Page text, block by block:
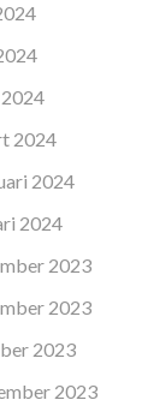
2024
2024
2024
2023
2023
2023
2023